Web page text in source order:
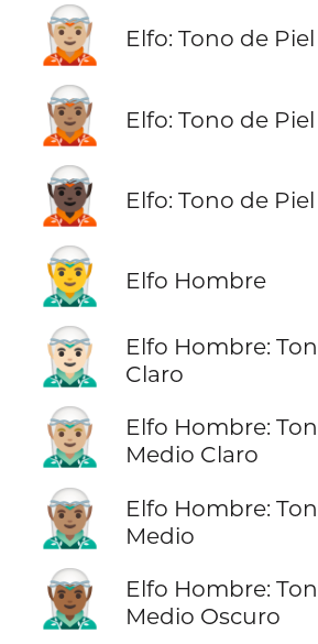
🧝🏼 Elfo: Tono de
🧝🏽 Elfo: Tono de
🧝🏿 Elfo: Tono de
🧝‍♂️ Elfo Hombre
🧝🏻‍♂️
Elfo Hombre:
Claro
🧝🏼‍♂️
Elfo Hombre:
Medio Claro
🧝🏽‍♂️
Elfo Hombre:
Medio
🧝🏾‍♂️
Elfo Hombre:
Medio Oscuro